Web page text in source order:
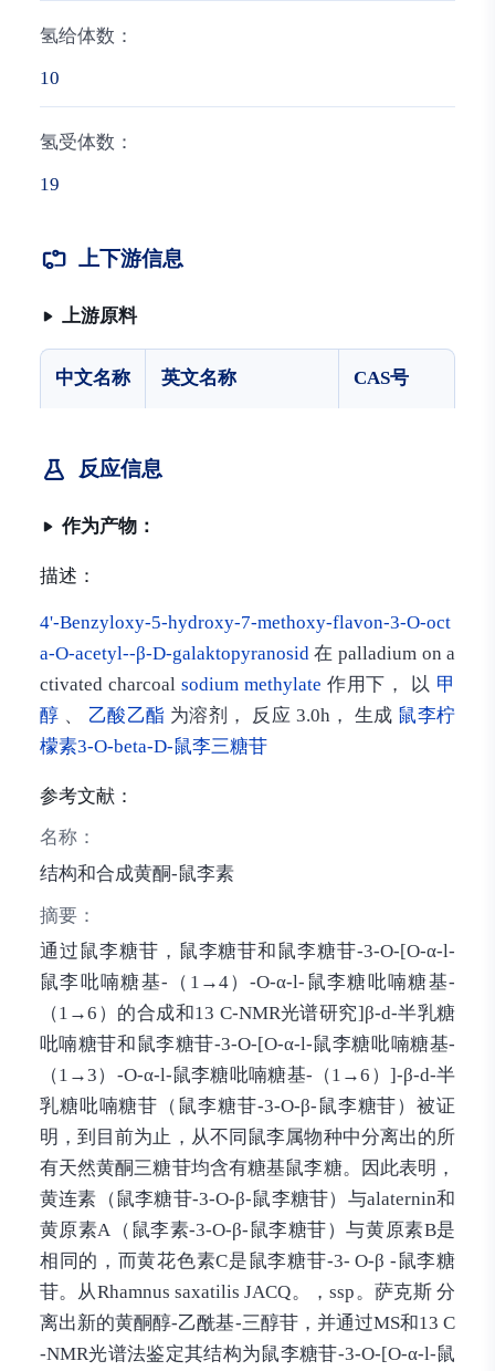
氢给体数：
10
氢受体数：
19
上下游信息
上游原料
中文名称 英文名称 CAS号
反应信息
作为产物：
描述：
4'-Benzyloxy-5-hydroxy-7-methoxy-flavon-3-O-oct
a-O-acetyl--β-D-galaktopyranosid在 palladium on a
ctivated charcoal sodium methylate 作用下， 以 甲
醇 、 乙酸乙酯 为溶剂， 反应 3.0h， 生成 鼠李柠
檬素3-O-beta-D-鼠李三糖苷
参考文献：
名称：
结构和合成黄酮-鼠李素
摘要：
通过鼠李糖苷，鼠李糖苷和鼠李糖苷-3-O-[O-α-l-
鼠李吡喃糖基-（1→4）-O-α-l-鼠李糖吡喃糖基-
（1→6）的合成和13 C-NMR光谱研究]β-d-半乳糖
吡喃糖苷和鼠李糖苷-3-O-[O-α-l-鼠李糖吡喃糖基-
（1→3）-O-α-l-鼠李糖吡喃糖基-（1→6）]-β-d-半
乳糖吡喃糖苷（鼠李糖苷-3-O-β-鼠李糖苷）被证
明，到目前为止，从不同鼠李属物种中分离出的所
有天然黄酮三糖苷均含有糖基鼠李糖。因此表明，
黄连素（鼠李糖苷-3-O-β-鼠李糖苷）与alaternin和
黄原素A（鼠李素-3-O-β-鼠李糖苷）与黄原素B是
相同的，而黄花色素C是鼠李糖苷-3- O-β -鼠李糖
苷。从Rhamnus saxatilis JACQ。，ssp。萨克斯 分
离出新的黄酮醇-乙酰基-三醇苷，并通过MS和13 C
-NMR光谱法鉴定其结构为鼠李糖苷-3-O-[O-α-l-鼠